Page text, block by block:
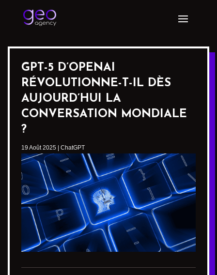
GPT-5 D’OPENAI
RÉVOLUTIONNE-T-IL DÈS
AUJOURD’HUI LA
CONVERSATION MONDIALE
?
19 Août 2025 ChatGPT